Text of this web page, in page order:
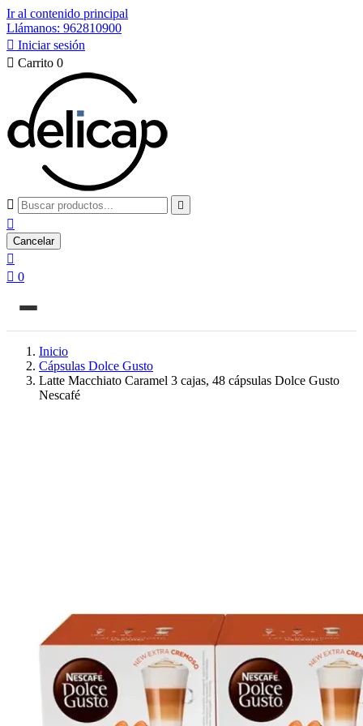
Ir al contenido principal
Llámanos: 962810900
 Iniciar sesión
 Carrito 0
 

Cancelar

 0
Inicio
Cápsulas Dolce Gusto
Latte Macchiato Caramel 3 cajas, 48 cápsulas Dolce Gusto
Nescafé